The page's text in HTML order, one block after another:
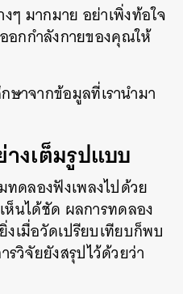
ๆ มากมาย อย่าเพิ่งท้อใจ
อกกำลังกายของคุณให้
ษาจากข้อมูลที่เรานำมา
งเต็มรูปแบบ
ทดลองฟังเพลงไปด้วย
ห็นได้ชัด ผลการทดลอง
งเมื่อวัดเปรียบเทียบก็พบ
วิจัยยังสรุปไว้ด้วยว่า